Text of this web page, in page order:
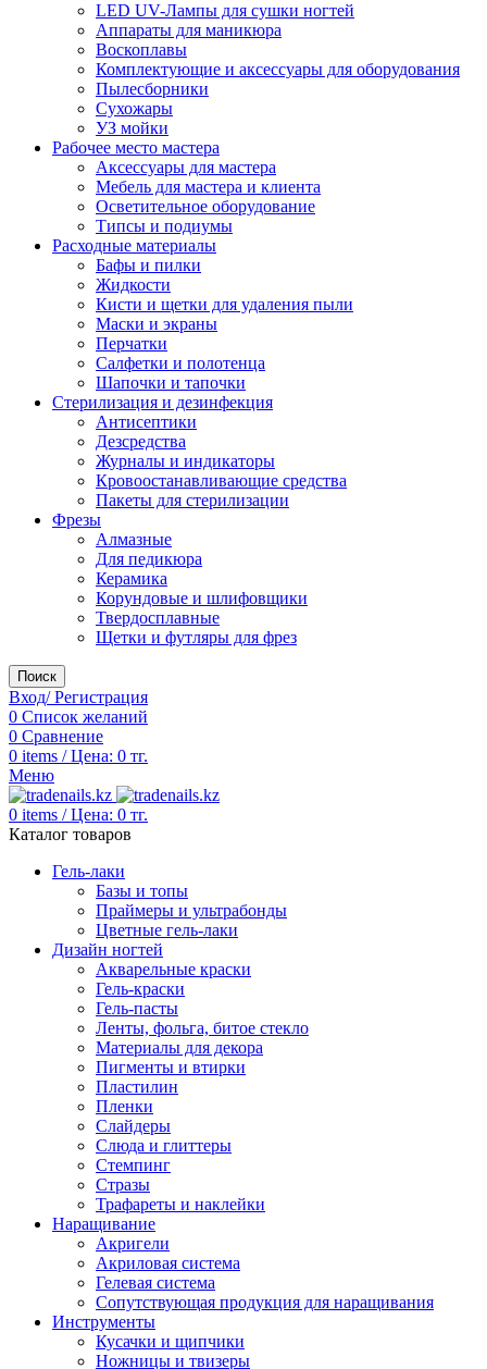
LED UV-Лампы для сушки ногтей
Аппараты для маникюра
Воскоплавы
Комплектующие и аксессуары для оборудования
Пылесборники
Сухожары
УЗ мойки
Рабочее место мастера
Аксессуары для мастера
Мебель для мастера и клиента
Осветительное оборудование
Типсы и подиумы
Расходные материалы
Бафы и пилки
Жидкости
Кисти и щетки для удаления пыли
Маски и экраны
Перчатки
Салфетки и полотенца
Шапочки и тапочки
Стерилизация и дезинфекция
Антисептики
Дезсредства
Журналы и индикаторы
Кровоостанавливающие средства
Пакеты для стерилизации
Фрезы
Алмазные
Для педикюра
Керамика
Корундовые и шлифовщики
Твердосплавные
Щетки и футляры для фрез
Поиск
Вход/ Регистрация
0 Список желаний
0 Сравнение
0 items / Цена: 0 тг.
Меню
0 items / Цена: 0 тг.
Каталог товаров
Гель-лаки
Базы и топы
Праймеры и ультрабонды
Цветные гель-лаки
Дизайн ногтей
Акварельные краски
Гель-краски
Гель-пасты
Ленты, фольга, битое стекло
Материалы для декора
Пигменты и втирки
Пластилин
Пленки
Слайдеры
Слюда и глиттеры
Стемпинг
Стразы
Трафареты и наклейки
Наращивание
Акригели
Акриловая система
Гелевая система
Сопутствующая продукция для наращивания
Инструменты
Кусачки и щипчики
Ножницы и твизеры